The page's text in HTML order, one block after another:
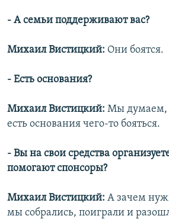
- А семьи поддерживают вас?
Михаил Вистицкий: Они боятся.
- Есть основания?
Михаил Вистицкий: Мы думаем,
есть основания чего-то бояться.
- Вы на свои средства
помогают спонсоры?
Михаил Вистицкий: А зачем
мы собрались, поиграли и